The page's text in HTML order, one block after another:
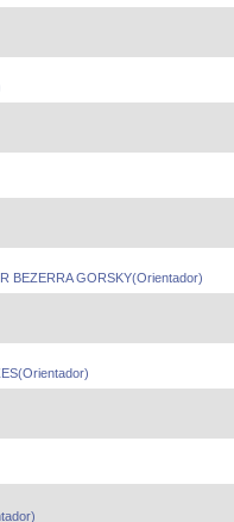
BEZERRA GORSKY(Orientador)